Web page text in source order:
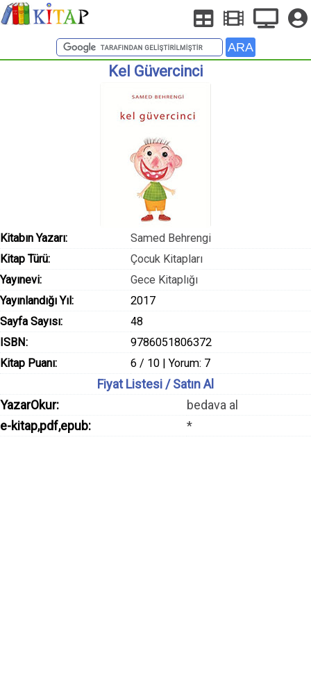
Kel Güvercinci
Kitabın Yazarı:
Samed Behrengi
Kitap Türü:
Çocuk Kitapları
Yayınevi:
Gece Kitaplığı
Yayınlandığı Yıl:
2017
Sayfa Sayısı:
48
ISBN:
9786051806372
Kitap Puanı:
6 / 10 | Yorum: 7
Fiyat Listesi / Satın Al
YazarOkur:
bedava al
e-kitap,pdf,epub:
*